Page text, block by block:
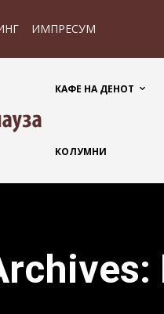
ИМПРЕСУМ
КАФЕ НА ДЕНОТ
КОЛУМНИ